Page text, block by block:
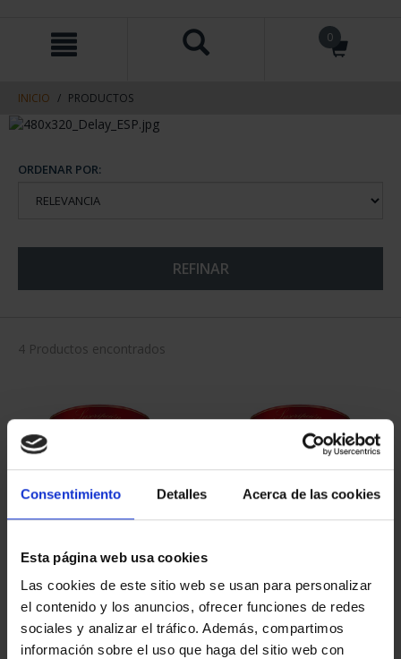
Consentimiento Detalles Acerca de las cookies
Esta página web usa cookies
Las cookies de este sitio web se usan para personalizar
el contenido y los anuncios, ofrecer funciones de redes
sociales y analizar el tráfico. Además, compartimos
información sobre el uso que haga del sitio web con
contenido
navegacin
0
INICIO PRODUCTOS
ORDENAR POR:
REFINAR
4 Productos encontrados
SUSCRIPCIÓN
CAPITALES DE
PROVINCIA 1
949,00 €
SUSCRIPCIÓN
CAPITALES DE
PROVINCIA 2
949,00 €